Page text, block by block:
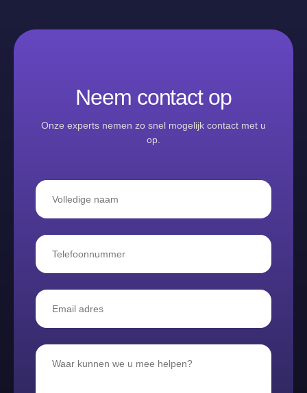
Neem contact op
Onze experts nemen zo snel mogelijk contact met u
op.